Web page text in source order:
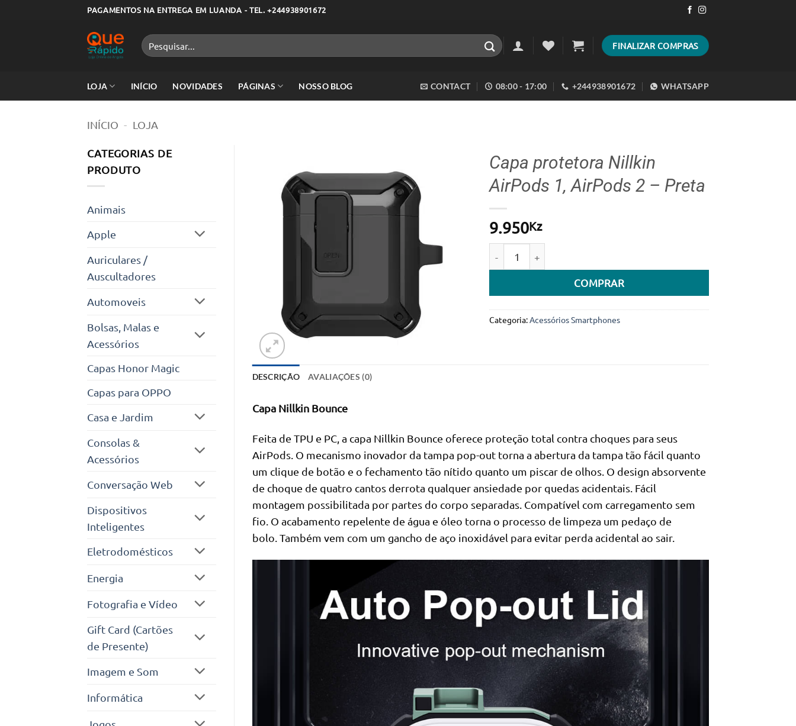
PAGAMENTOS NA ENTREGA EM LUANDA - TEL. +244938901672
Pesquisar
por:
FINALIZAR COMPRAS
LOJA INÍCIO NOVIDADES PÁGINAS NOSSO BLOG CONTACT 08:00 - 17:00 +244938901672 WHATSAPP
INÍCIO - LOJA
CATEGORIAS DE
PRODUTO
Animais
Apple
Auriculares /
Auscultadores
Automoveis
Bolsas, Malas e
Acessórios
Capas Honor Magic
Capas para OPPO
Casa e Jardim
Consolas &
Acessórios
Conversação Web
Dispositivos
Inteligentes
Eletrodomésticos
Energia
Fotografia e Vídeo
Gift Card (Cartões
de Presente)
Imagem e Som
Informática
Capa protetora Nillkin
AirPods 1, AirPods 2 – Preta
9.950Kz
COMPRAR
Categoria:Acessórios Smartphones
DESCRIÇÃO AVALIAÇÕES (0)
Capa Nillkin Bounce
Feita de TPU e PC, a capa Nillkin Bounce oferece proteção total contra choques para seus
AirPods. O mecanismo inovador da tampa pop-out torna a abertura da tampa tão fácil quanto
um clique de botão e o fechamento tão nítido quanto um piscar de olhos. O design absorvente
de choque de quatro cantos derrota qualquer ansiedade por quedas acidentais. Fácil
montagem possibilitada por partes do corpo separadas. Compatível com carregamento sem
fio. O acabamento repelente de água e óleo torna o processo de limpeza um pedaço de
bolo. Também vem com um gancho de aço inoxidável para evitar perda acidental ao sair.